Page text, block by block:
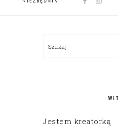
SIDEBAR
Szukaj
Jestem kreatorką